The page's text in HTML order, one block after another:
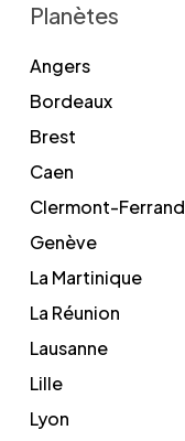
Planètes
Angers
Bordeaux
Brest
Caen
Clermont-Ferrand
Genève
La Martinique
La Réunion
Lausanne
Lille
Lyon